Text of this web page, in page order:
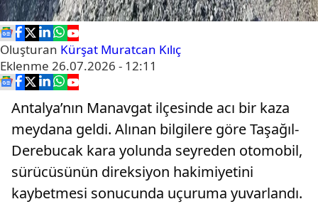
Oluşturan Kürşat Muratcan Kılıç
Eklenme 26.07.2026 - 12:11
Antalya’nın Manavgat ilçesinde acı bir kaza
meydana geldi. Alınan bilgilere göre Taşağıl-
Derebucak kara yolunda seyreden otomobil,
sürücüsünün direksiyon hakimiyetini
kaybetmesi sonucunda uçuruma yuvarlandı.